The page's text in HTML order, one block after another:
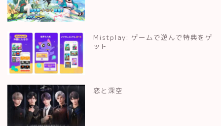
Mistplay: ゲームで遊んで特典をゲ
ット
恋と深空